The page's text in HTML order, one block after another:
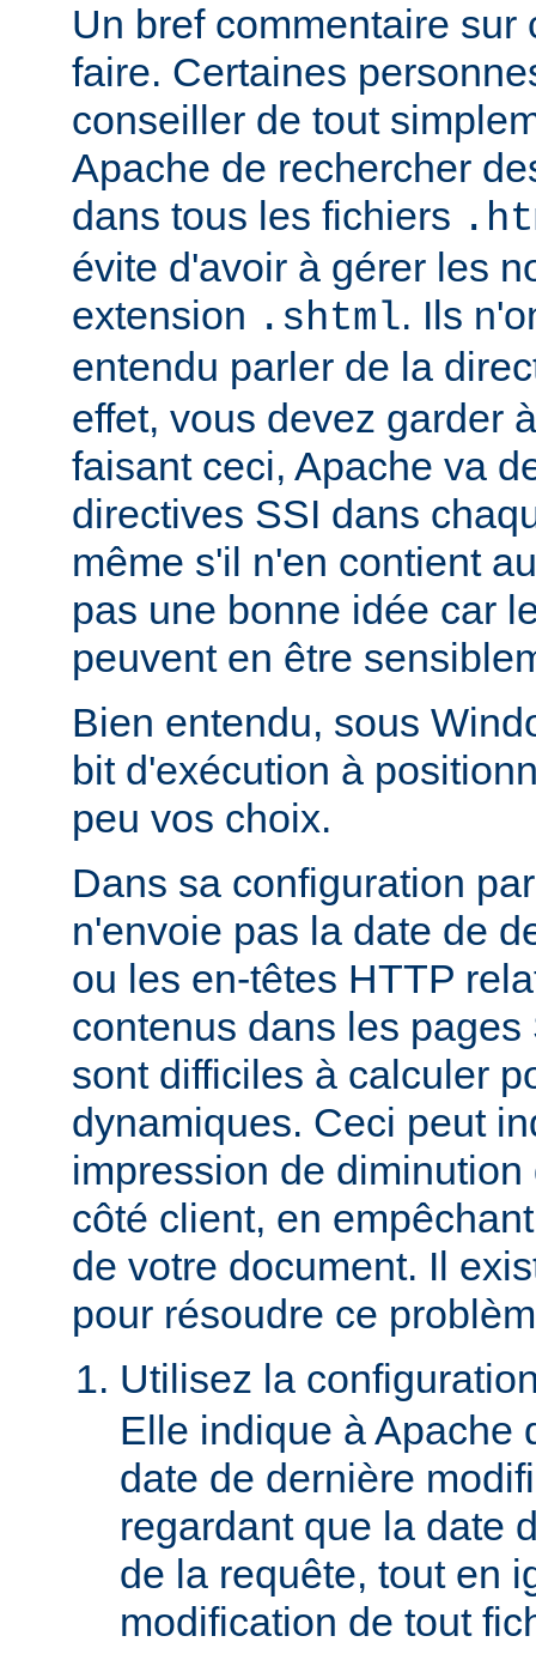
Un bref commentaire sur
faire. Certaines
conseiller de tout
Apache de rechercher
dans tous les fichiers
évite d'avoir à gérer les
extension .shtml. Ils
entendu parler de la
effet, vous devez garder
faisant ceci, Apache va
directives SSI dans
même s'il n'en contient
pas une bonne idée car
peuvent en être
Bien entendu, sous
bit d'exécution à
peu vos choix.
Dans sa configuration
n'envoie pas la date de
ou les en-têtes HTTP
contenus dans les
sont difficiles à calculer
dynamiques. Ceci peut
impression de
côté client, en
de votre document. Il
pour résoudre ce
Utilisez la
Elle indique à Apache
date de dernière
regardant que la date
de la requête, tout en
modification de tout